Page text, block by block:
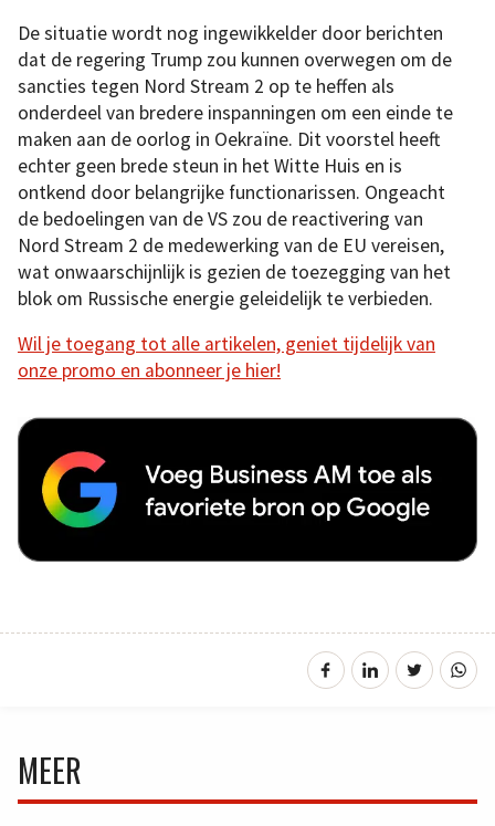
De situatie wordt nog ingewikkelder door berichten
dat de regering Trump zou kunnen overwegen om de
sancties tegen Nord Stream 2 op te heffen als
onderdeel van bredere inspanningen om een einde te
maken aan de oorlog in Oekraïne. Dit voorstel heeft
echter geen brede steun in het Witte Huis en is
ontkend door belangrijke functionarissen. Ongeacht
de bedoelingen van de VS zou de reactivering van
Nord Stream 2 de medewerking van de EU vereisen,
wat onwaarschijnlijk is gezien de toezegging van het
blok om Russische energie geleidelijk te verbieden.
Wil je toegang tot alle artikelen, geniet tijdelijk van
onze promo en abonneer je hier!
MEER